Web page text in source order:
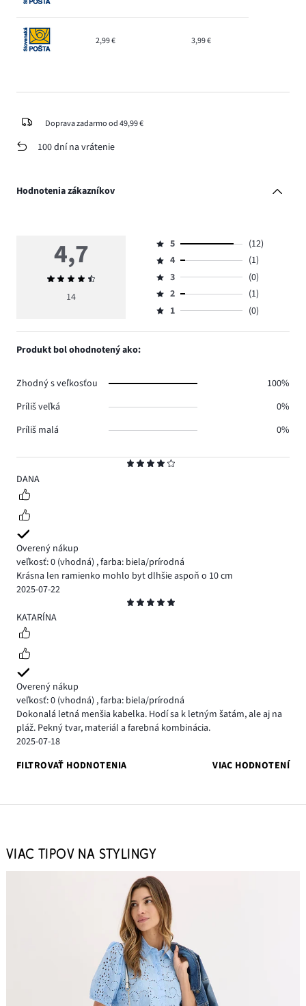
2,99 € 3,99 €
Doprava zadarmo od 49,99 €
100 dní na vrátenie
Hodnotenia zákazníkov
4
DANA
Overený nákup
veľkosť: 0 (vhodná) ,farba: biela/prírodná
Krásna len ramienko mohlo byt dlhšie aspoň o 10 cm
2025-07-22
5
KATARÍNA
Overený nákup
veľkosť: 0 (vhodná) ,farba: biela/prírodná
Dokonalá letná menšia kabelka. Hodí sa k letným šatám, ale aj na
pláž. Pekný tvar, materiál a farebná kombinácia.
2025-07-18
FILTROVAŤ HODNOTENIA
VIAC HODNOTENÍ
4,7
Priemerné
hodnotenie
14
Hodnotenie
5,
počet
hlasov
12.
5
(12)
Hodnotenie
4,
počet
hlasov
4
(1)
Hodnotenie
3,
počet
3
(0)
Hodnotenie
2,
2
(1)
Hodnotenie
1,
1 (0)
Produkt bol ohodnotený ako:
Zhodný s veľkosťou
100%
Príliš veľká
0%
Príliš malá
0%
VIAC TIPOV NA STYLINGY